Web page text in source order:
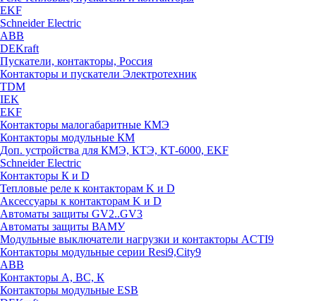
EKF
Schneider Electric
ABB
DEKraft
Пускатели, контакторы, Россия
Контакторы и пускатели Электротехник
TDM
IEK
EKF
Контакторы малогабаритные КМЭ
Контакторы модульные КМ
Доп. устройства для КМЭ, КТЭ, КТ-6000, EKF
Schneider Electric
Контакторы К и D
Тепловые реле к контакторам K и D
Аксессуары к контакторам K и D
Автоматы защиты GV2..GV3
Автоматы защиты ВАМУ
Модульные выключатели нагрузки и контакторы ACTI9
Контакторы модульные серии Resi9,City9
ABB
Контакторы А, ВС, К
Контакторы модульные ESB